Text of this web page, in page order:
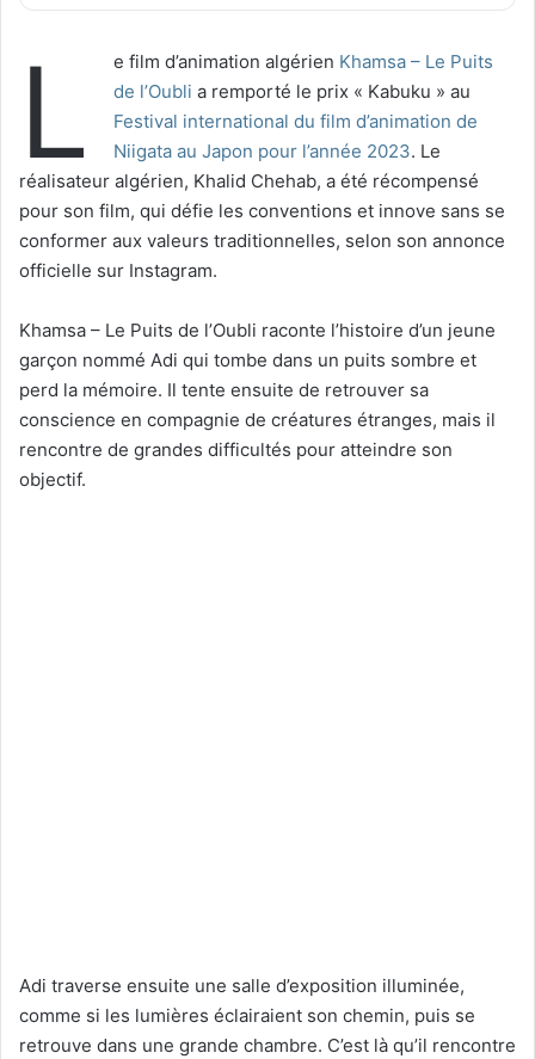
L e film d’animation algérien Khamsa – Le Puits
de l’Oubli a remporté le prix « Kabuku » au
Festival international du film d’animation de
Niigata au Japon pour l’année 2023. Le
réalisateur algérien, Khalid Chehab, a été récompensé
pour son film, qui défie les conventions et innove sans se
conformer aux valeurs traditionnelles, selon son annonce
officielle sur Instagram.
Khamsa – Le Puits de l’Oubli raconte l’histoire d’un jeune
garçon nommé Adi qui tombe dans un puits sombre et
perd la mémoire. Il tente ensuite de retrouver sa
conscience en compagnie de créatures étranges, mais il
rencontre de grandes difficultés pour atteindre son
objectif.
Adi traverse ensuite une salle d’exposition illuminée,
comme si les lumières éclairaient son chemin, puis se
retrouve dans une grande chambre. C’est là qu’il rencontre